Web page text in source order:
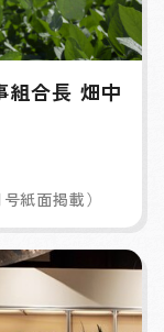
組合長 畑中
紙面掲載）